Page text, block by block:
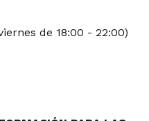
de 18:00 - 22:00)